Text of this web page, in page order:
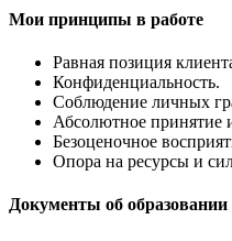
Мои принципы в работе
Равная позиция
Конфиденциальность.
Соблюдение личных
Абсолютное принятие
Безоценочное
Опора на ресурсы и
Документы об образовании